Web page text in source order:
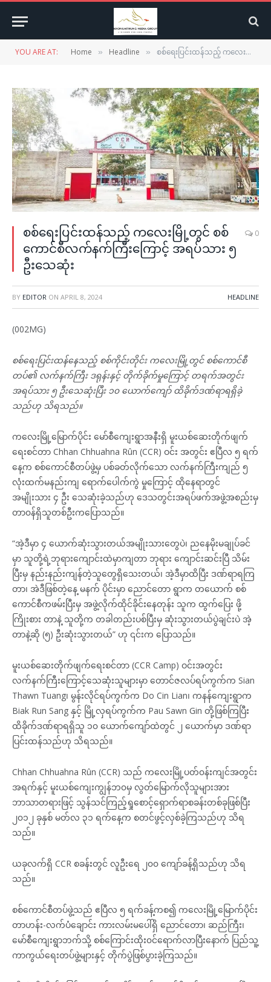
YOU ARE AT: Home » Headline » စစ်ရေးပြင်းထန်သည့် ကလေးမြို့တွင် စစ်ကောင်စီလက်နက်ကြီးကြောင့် အရပ်သား ၅ ဦးသေဆုံး
စစ်ရေးပြင်းထန်သည့် ကလေးမြို့တွင် စစ်
ကောင်စီလက်နက်ကြီးကြောင့် အရပ်သား ၅
ဦးသေဆုံး
0
BY EDITOR ON APRIL 8, 2024 HEADLINE
(002MG)
စစ်ရေးပြင်းထန်နေသည့် စစ်ကိုင်းတိုင်း ကလေးမြို့တွင် စစ်ကောင်စီ
တပ်၏ လက်နက်ကြီး ဒရုန်းနှင့် တိုက်ခိုက်မှုကြောင့် တရက်အတွင်း
အရပ်သား ၅ ဦးသေဆုံးပြီး ၁၀ ယောက်ကျော် ထိခိုက်ဒဏ်ရာရရှိခဲ့
သည်ဟု သိရသည်။
ကလေးမြို့မြောက်ပိုင်း မော်စီကျေးရွာအနီးရှိ မူးယစ်ဆေးတိုက်ဖျက်
ရေးစင်တာ Chhan Chhuahna Rûn (CCR) ဝင်း အတွင်း ဧပြီလ ၅ ရက်
နေ့က စစ်ကောင်စီတပ်ဖွဲ့မှ ပစ်ခတ်လိုက်သော လက်နက်ကြီးကျည် ၅
လုံးထက်မနည်းကျ ရောက်ပေါက်ကွဲ မှုကြောင့် ထိုနေရာတွင်
အမျိုးသား ၄ ဦး သေဆုံးခဲ့သည်ဟု ဒေသတွင်းအရပ်ဖက်အဖွဲ့အစည်းမှ
တာ၀န်ရှိသူတစ်ဦးကပြောသည်။
“အဲ့ဒီမှာ ၄ ယောက်ဆုံးသွားတယ်အမျိုးသားတွေပဲ၊ ညနေမိုးမချုပ်ခင်
မှာ သူတို့ရဲ့ဘုရားကျောင်းထဲမှာကျတာ ဘုရား ကျောင်းဆင်းပြီ သိမ်း
ပြီးမှ နည်းနည်းကျန်တဲ့သူတွေရှိသေးတယ်၊ အဲ့ဒီမှာထိပြီး ဒဏ်ရာရကြ
တာ၊ အဲဒီဖြစ်တဲ့နေ့ မနက် ပိုင်းမှာ ညောင်တော ရွာက တယောက် စစ်
ကောင်စီကဖမ်းပြီးမှ အဖွဲ့လိုက်ထိုင်ခိုင်းနေတုန်း သူက ထွက်ပြေး ဖို့
ကြိုးစား တာနဲ့ သူတို့က တခါတည်းပစ်ပြီးမှ ဆုံးသွားတယ်ပွဲချင်းပဲ အဲ့
တာနဲ့ဆို (၅) ဦးဆုံးသွားတယ်” ဟု ၎င်းက ပြောသည်။
မူးယစ်ဆေးတိုက်ဖျက်ရေးစင်တာ (CCR Camp) ဝင်းအတွင်း
လက်နက်ကြီးကြောင့်သေဆုံးသူများမှာ တောင်ဇလပ်ရပ်ကွက်က Sian
Thawn Tuang၊ မွန်းလိုင်ရပ်ကွက်က Do Cin Lian၊ ကနန်ကျေးရွာက
Biak Run Sang နှင့် မြို့လှရပ်ကွက်က Pau Sawn Gin တို့ဖြစ်ကြပြီး
ထိခိုက်ဒဏ်ရာရရှိသူ ၁၀ ယောက်ကျော်ထဲတွင် ၂ ယောက်မှာ ဒဏ်ရာ
ပြင်းထန်သည်ဟု သိရသည်။
Chhan Chhuahna Rûn (CCR) သည် ကလေးမြို့ပတ်၀န်းကျင်အတွင်း
အရက်နှင့် မူးယစ်ကျေးကျွန်ဘ၀မှ လွတ်မြောက်လိုသူများအား
ဘာသာတရားဖြင့် သွန်သင်ကြည့်ရှုစောင့်ရှောက်ရာစခန်းတစ်ခုဖြစ်ပြီး
၂၀၁၂ ခုနှစ် မတ်လ ၃၁ ရက်နေ့က စတင်ဖွင့်လှစ်ခဲ့ကြသည်ဟု သိရ
သည်။
ယခုလက်ရှိ CCR စခန်းတွင် လူဦးရေ ၂၀၀ ကျော်ခန့်ရှိသည်ဟု သိရ
သည်။
စစ်ကောင်စီတပ်ဖွဲ့သည် ဧပြီလ ၅ ရက်ခန့်ကစ၍ ကလေးမြို့မြောက်ပိုင်း
တာဟန်း-လက်ပံချောင်း ကားလမ်းမပေါ်ရှိ ညောင်တော၊ ဆည်ကြီး၊
မော်စီကျေးရွာဘက်သို့ စစ်ကြောင်းထိုး၀င်ရောက်လာပြီးနောက် ပြည်သူ့
ကာကွယ်ရေးတပ်ဖွဲ့များနှင့် တိုက်ပွဲဖြစ်ပွားခဲ့ကြသည်။